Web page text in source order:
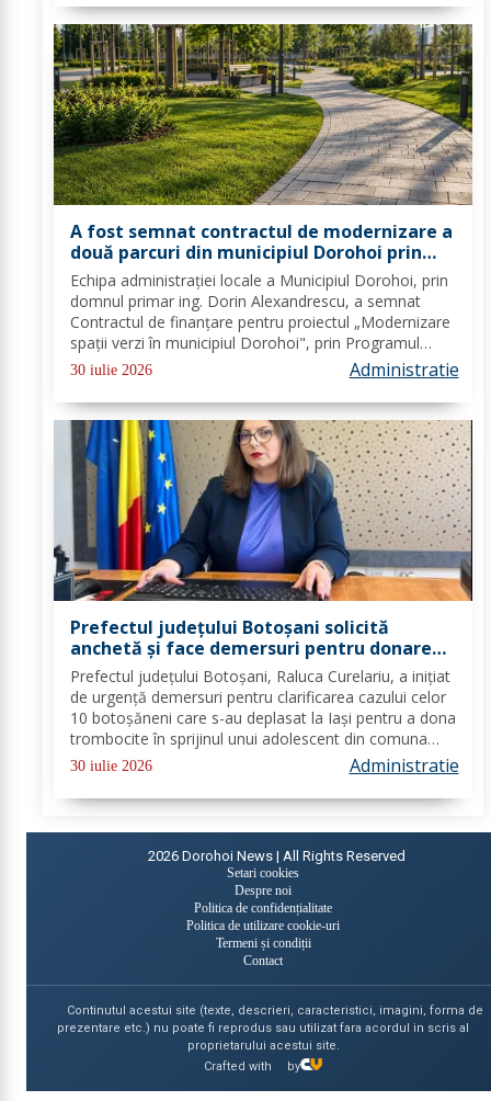
A fost semnat contractul de modernizare a
două parcuri din municipiul Dorohoi prin
fonduri europene
Echipa administrației locale a Municipiul Dorohoi, prin
domnul primar ing. Dorin Alexandrescu, a semnat
Contractul de finanțare pentru proiectul „Modernizare
spații verzi în municipiul Dorohoi", prin Programul
Regional 2021–2027 - Prioritatea de investiții 3. Nord-
30 iulie 2026 Administratie
Prefectul județului Botoșani solicită
anchetă și face demersuri pentru donarea
de trombocite direct la Botoșani în cazul
adolescentului din Tudora
Prefectul județului Botoșani, Raluca Curelariu, a inițiat
de urgență demersuri pentru clarificarea cazului celor
10 botoșăneni care s-au deplasat la Iași pentru a dona
trombocite în sprijinul unui adolescent din comuna
Tudora, însă nu au putut dona. Au fost transmise
30 iulie 2026 Administratie
2026 Dorohoi News | All Rights Reserved
Setari cookies
Despre noi
Politica de confidențialitate
Politica de utilizare cookie-uri
Termeni și condiții
Contact
Continutul acestui site (texte, descrieri, caracteristici, imagini, forma de
prezentare etc.) nu poate fi reprodus sau utilizat fara acordul in scris al
proprietarului acestui site.
Crafted with
by